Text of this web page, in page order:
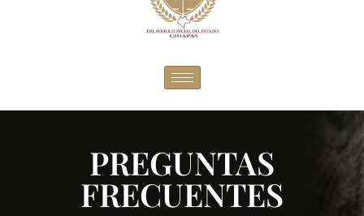
PREGUNTAS
FRECUENTES